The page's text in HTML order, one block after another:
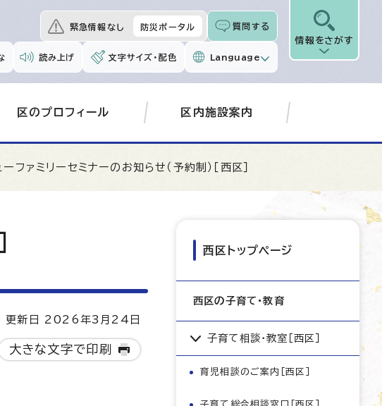
緊急情報なし 防災ポータル 質問する
読み上げ 文字サイズ・配色 Language
情報をさがす
区のプロフィール 区内施設案内
ファミリーセミナーのお知らせ（予約制）［西区］
新日 2026年3月24日
大きな文字で印刷
西区トップページ
西区の子育て・教育
子育て相談・教室［西区］
育児相談のご案内［西区］